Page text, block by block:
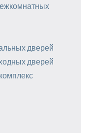
дверей
дверей